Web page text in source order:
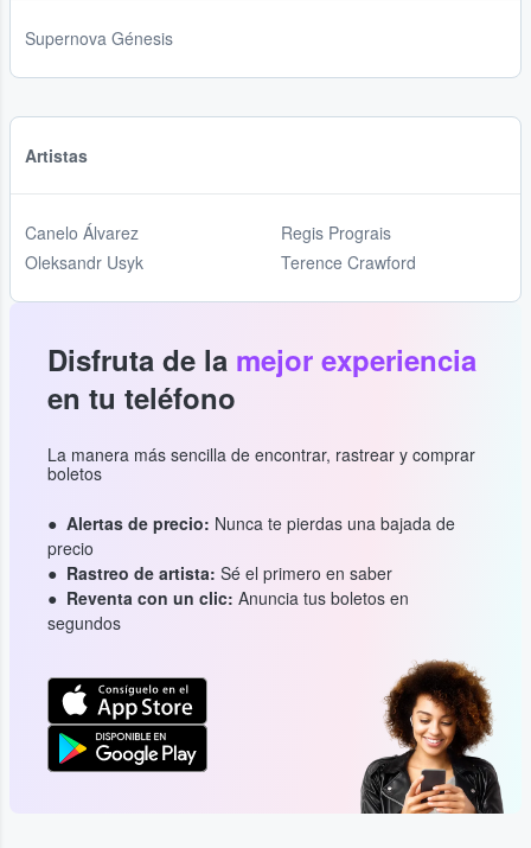
Supernova Génesis
Artistas
Canelo Álvarez
Oleksandr Usyk
Regis Prograis
Terence Crawford
Disfruta de la mejor experiencia
en tu teléfono
La manera más sencilla de encontrar, rastrear y comprar
boletos
Alertas de precio: Nunca te pierdas una bajada de
precio
Rastreo de artista: Sé el primero en saber
Reventa con un clic: Anuncia tus boletos en
segundos